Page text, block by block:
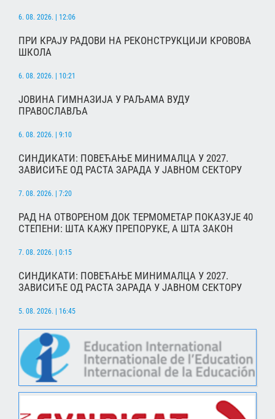
6. 08. 2026. | 12:06
ПРИ КРАЈУ РАДОВИ НА РЕКОНСТРУКЦИЈИ КРОВОВА
ШКОЛА
6. 08. 2026. | 10:21
ЈОВИНА ГИМНАЗИЈА У РАЉАМА ВУДУ
ПРАВОСЛАВЉА
6. 08. 2026. | 9:10
СИНДИКАТИ: ПОВЕЋАЊЕ МИНИМАЛЦА У 2027.
ЗАВИСИЋЕ ОД РАСТА ЗАРАДА У ЈАВНОМ СЕКТОРУ
7. 08. 2026. | 7:20
РАД НА ОТВОРЕНОМ ДОК ТЕРМОМЕТАР ПОКАЗУЈЕ 40
СТЕПЕНИ: ШТА КАЖУ ПРЕПОРУКЕ, А ШТА ЗАКОН
7. 08. 2026. | 0:15
СИНДИКАТИ: ПОВЕЋАЊЕ МИНИМАЛЦА У 2027.
ЗАВИСИЋЕ ОД РАСТА ЗАРАДА У ЈАВНОМ СЕКТОРУ
5. 08. 2026. | 16:45